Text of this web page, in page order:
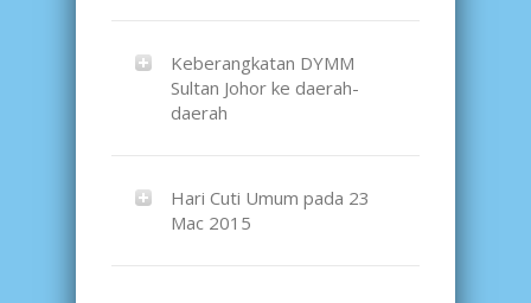
Keberangkatan DYMM
Sultan Johor ke daerah-
daerah
Hari Cuti Umum pada 23
Mac 2015